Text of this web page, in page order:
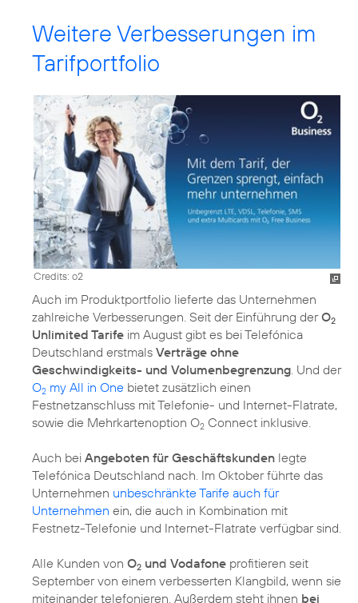
Weitere Verbesserungen im
Tarifportfolio
Credits: o2
Auch im Produktportfolio lieferte das Unternehmen
zahlreiche Verbesserungen. Seit der Einführung derO2
Unlimited Tarife im August gibt es bei Telefónica
Deutschland erstmals Verträge ohne
Geschwindigkeits- und Volumenbegrenzung . Und der
O2 my All in One bietet zusätzlich einen
Festnetzanschluss mit Telefonie- und Internet-Flatrate,
sowie die Mehrkartenoption O2 Connect inklusive.
Auch bei Angeboten für Geschäftskunden legte
Telefónica Deutschland nach. Im Oktober führte das
Unternehmen unbeschränkte Tarife auch für
Unternehmen ein, die auch in Kombination mit
Festnetz-Telefonie und Internet-Flatrate verfügbar sind.
Alle Kunden von O2 und Vodafone profitieren seit
September von einem verbesserten Klangbild, wenn sie
miteinander telefonieren. Außerdem steht ihnen bei